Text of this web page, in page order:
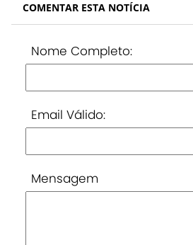
COMENTAR ESTA NOTÍCIA
Nome Completo:
Email Válido:
Mensagem